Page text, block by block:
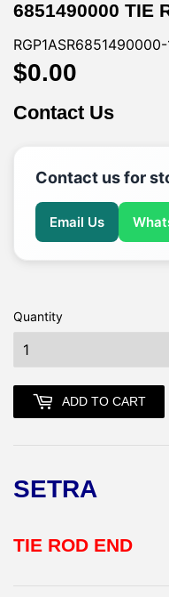
6851490000 TIE
RGP1ASR6851490000-
$0.00
Contact Us
Contact us for
Email Us
Quantity
ADD TO CART
SETRA
TIE ROD END